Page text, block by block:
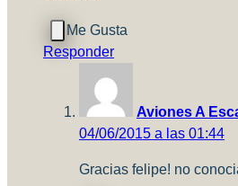
Responder
Aviones A
04/06/2015 a las 01:44
Gracias felipe! no